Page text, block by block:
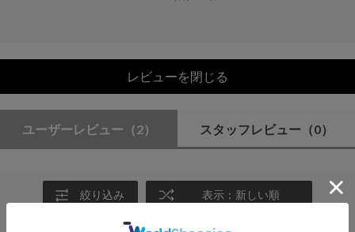
レビューを閉じる
ユーザーレビュー （2） スタッフレビュー （0）
絞り込み 表示：新しい順